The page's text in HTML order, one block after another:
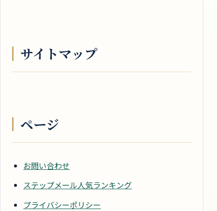
サイトマップ
ページ
お問い合わせ
ステップメール人気ランキング
プライバシーポリシー